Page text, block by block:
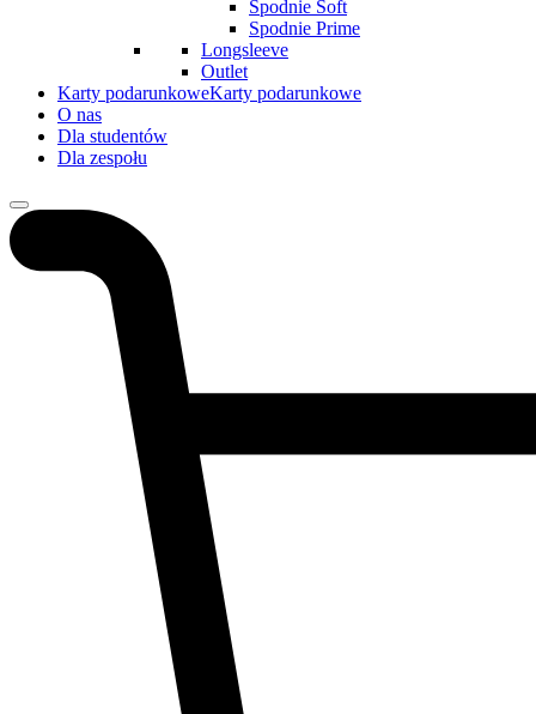
Spodnie Soft
Spodnie Prime
Longsleeve
Outlet
Karty podarunkoweKarty podarunkowe
O nas
Dla studentów
Dla zespołu